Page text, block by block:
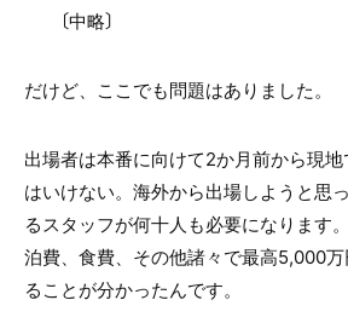
〔中略〕
だけど、ここでも問題はありました。
出場者は本番に向けて2か月前から現
はいけない。海外から出場しようと思
るスタッフが何十人も必要になります
泊費、食費、その他諸々で最高5,000
ることが分かったんです。